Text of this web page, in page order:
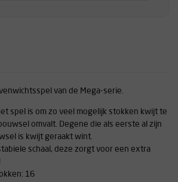
van de Mega-serie.
spel is om zo veel mogelijk stokken kwijt te
omvalt. Degene die als eerste al zijn
is kwijt geraakt wint.
schaal, deze zorgt voor een extra
16